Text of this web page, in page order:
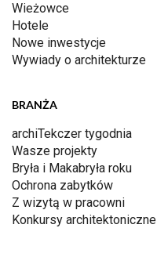
Wieżowce
Hotele
Nowe inwestycje
Wywiady o architekturze
BRANŻA
archiTekczer tygodnia
Wasze projekty
Bryła i Makabryła roku
Ochrona zabytków
Z wizytą w pracowni
Konkursy architektoniczne